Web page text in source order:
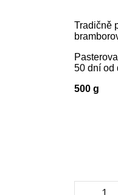
Tradičně
50 dní od
500 g